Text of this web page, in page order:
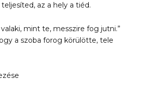
az a hely a tiéd.
mint te, messzire fog jutni.”
a szoba forog körülötte, tele